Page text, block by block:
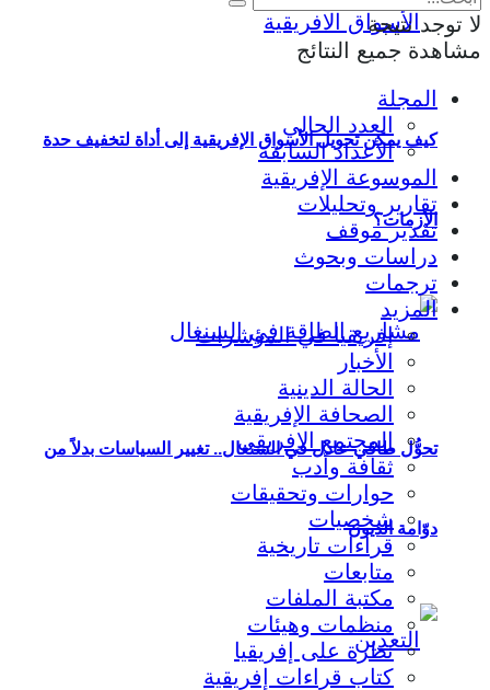
كيف يمكن تحويل الأسواق الإفريقية إلى أداة لتخفيف حدة
الأزمات؟
تحوُّل طاقي عادل في السنغال.. تغيير السياسات بدلاً من
دوّامة الديون
لا توجد نتيجة
مشاهدة جميع النتائج
المجلة
العدد الحالي
الأعداد السابقة
الموسوعة الإفريقية
تقارير وتحليلات
تقدير موقف
دراسات وبحوث
ترجمات
المزيد
إفريقيا في المؤشرات
الأخبار
الحالة الدينية
الصحافة الإفريقية
المجتمع الإفريقي
ثقافة وأدب
حوارات وتحقيقات
شخصيات
قراءات تاريخية
متابعات
مكتبة الملفات
منظمات وهيئات
نظرة على إفريقيا
كتاب قراءات إفريقية